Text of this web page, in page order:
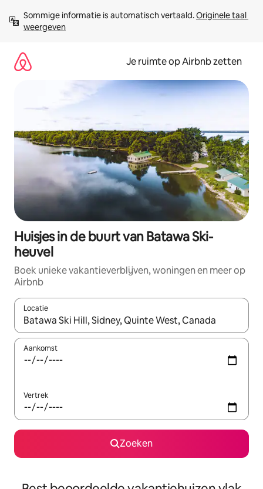
direct
naar
Sommige informatie is automatisch vertaald. Originele taal
weergeven
Je ruimte op Airbnb zetten
Huisjes in de buurt van Batawa Ski-
heuvel
Boek unieke vakantieverblijven, woningen en meer op
Airbnb
Locatie
Wanneer er suggesties beschikbaar zijn, maak je een keuze
Aankomst
Vertrek
Zoeken